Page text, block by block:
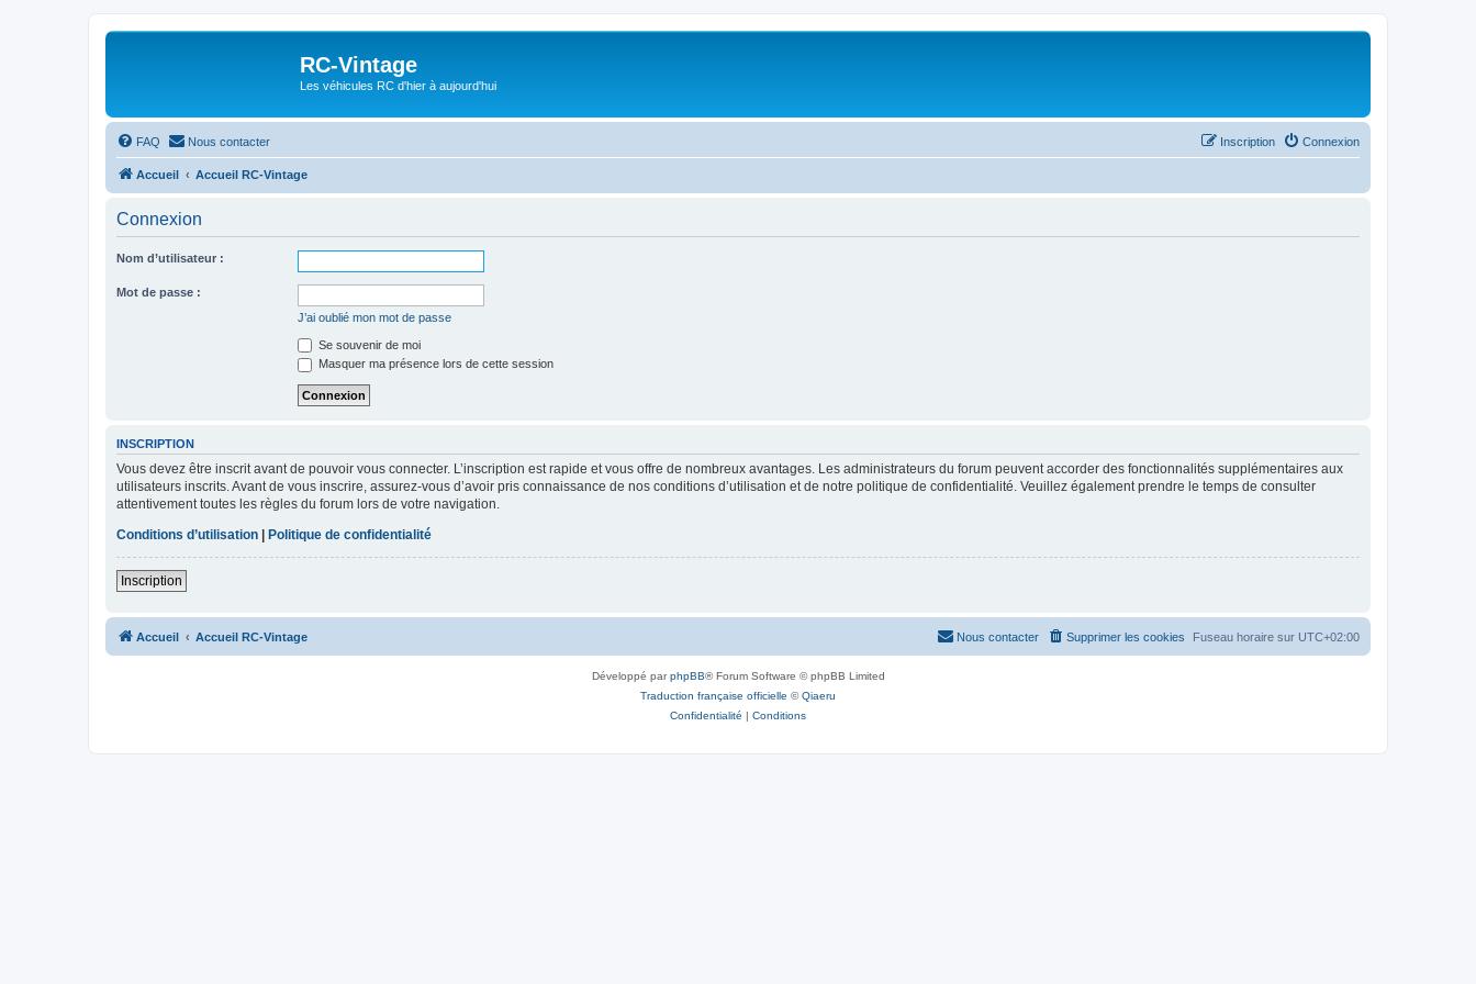
RC-Vintage
Les véhicules RC d'hier à aujourd'hui
FAQ Nous contacter Connexion
Inscription
Accueil Accueil RC-Vintage
Connexion
Nom d’utilisateur :
Mot de passe :
J’ai oublié mon mot de passe
Se souvenir de moi
Masquer ma présence lors de cette session
INSCRIPTION
Vous devez être inscrit avant de pouvoir vous connecter. L’inscription est rapide et vous offre de nombreux avantages. Les administrateurs du forum peuvent accorder des fonctionnalités supplémentaires aux
utilisateurs inscrits. Avant de vous inscrire, assurez-vous d’avoir pris connaissance de nos conditions d’utilisation et de notre politique de confidentialité. Veuillez également prendre le temps de consulter
attentivement toutes les règles du forum lors de votre navigation.
Conditions d’utilisation
Politique de confidentialité
Inscription
Accueil Accueil RC-Vintage Fuseau horaire sur UTC+02:00
Supprimer les cookies
Nous contacter
Développé parphpBB® Forum Software © phpBB Limited
Traduction française officielle ©Qiaeru
Confidentialité | Conditions